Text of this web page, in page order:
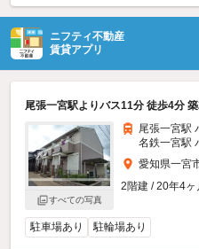
ニフティ不動産
賃貸アプリ
尾張一宮駅よりバス11分 徒歩4分
すべての写真
尾張一宮駅
名鉄一宮駅
愛知県一宮
2階建 / 20年4ヶ
駐車場あり 駐輪場あり